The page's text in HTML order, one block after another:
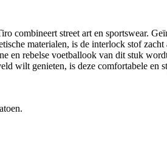
combineert street art en sportswear.
materialen, is de interlock stof
en rebelse voetballook van dit stuk
wilt genieten, is deze comfortabele